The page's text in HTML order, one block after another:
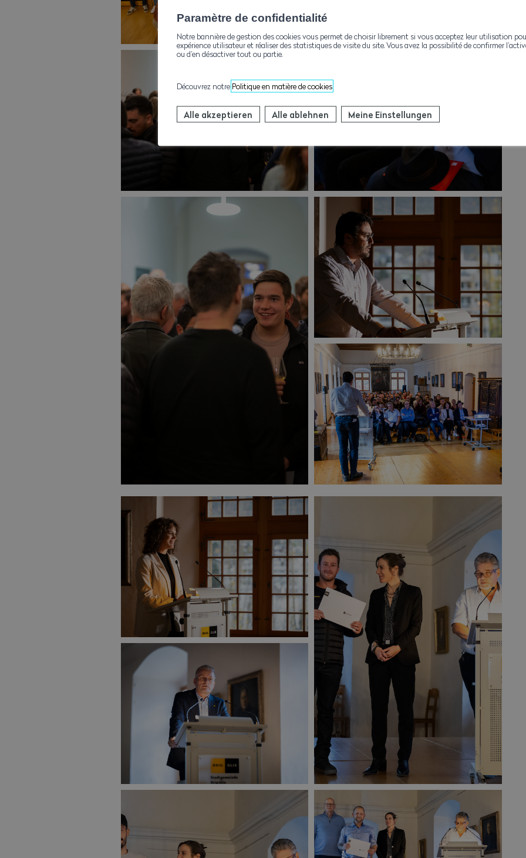
Christopher Savioz, Maurer EFZ gemäss Art. 32
Stéphane Gillioz, Bauvorarbeiter mit eidg. Fachausweis
Yannik Grand, Bauvorarbeiter mit eidg. Fachausweis
Danic Ruppen, Bauvorarbeiter mit eidg. Fachausweis
Hannes Biner, Baupolier mit eidg. Fachausweis
Samuel Brunner, Baupolier mit eidg. Fachausweis
Tiago Miguel Caria Soares, Baupolier mit eidg. Fachausweis
Maxime Voirol, Baupolier mit eidg. Fachausweis
Steve Michellod, Bauführer HF
François Moulin, Bauführer HF
Axel Roserens, Bauführer HF
Dominic Locher, Bauführer HF
Robin Pfaffen, Bauführer HF
Thomas Imhof, Bauführer HF
Gian Luca Fux, Bauführer HF
Daniel Briw, Bauführer HF
Paramètre de confidentialité
Notre bannière de gestion des cookies vous permet de choisir librement si vous acceptez leur utilisation
expérience utilisateur et réaliser des statistiques de visite du site. Vous avez la possibilité de confirmer
ou d’en désactiver tout ou partie.
Découvrez notre Politique en matière de cookies
Alle akzeptieren Alle ablehnen Meine Einstellungen